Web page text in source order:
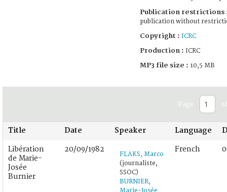
Publication restrictions
publication without
Copyright : ICRC
Production : ICRC
MP3 file size : 10,5 MB
Page
Title Date Speaker Language
Libération
de Marie-
Josée
Burnier
20/09/1982
FLAKS, Marco
(journaliste,
SSOC)
BURNIER,
French